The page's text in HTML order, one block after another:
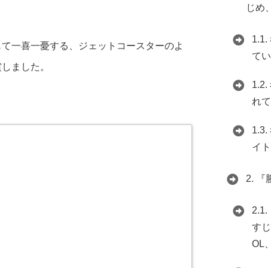
一喜一憂する、ジェットコースターのよ
ました。
じめ
1.1.
て
1.2.
れ
1.3.
イ
2. 『
2.1.
す
OL